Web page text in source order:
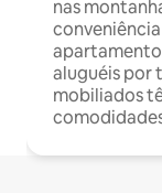
nas
aluguéis por
mobiliados